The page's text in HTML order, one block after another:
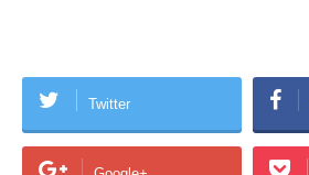
Twitter